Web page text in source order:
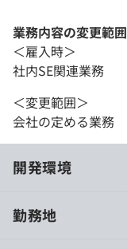
業務内容の変更範囲
＜雇入時＞
社内SE関連業務
＜変更範囲＞
会社の定める業務
開発環境
勤務地